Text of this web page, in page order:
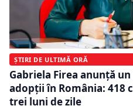
ȘTIRI DE ULTIMĂ ORĂ
Gabriela Firea anunță
adopții în România: 418
trei luni de zile